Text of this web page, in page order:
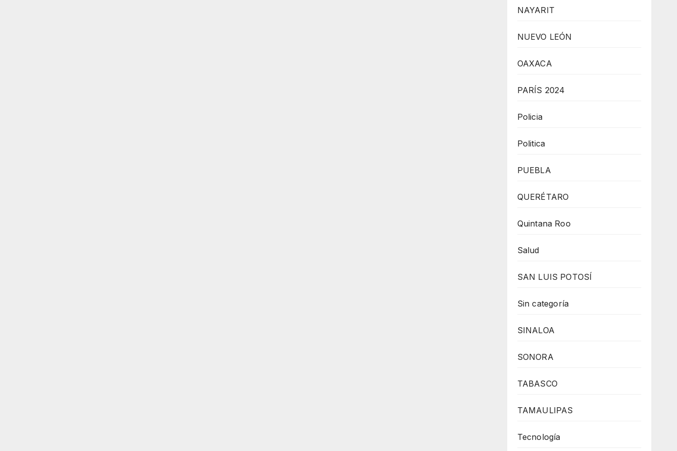
NAYARIT
NUEVO LEÓN
OAXACA
PARÍS 2024
Policia
Politica
PUEBLA
QUERÉTARO
Quintana Roo
Salud
SAN LUIS POTOSÍ
Sin categoría
SINALOA
SONORA
TABASCO
TAMAULIPAS
Tecnología